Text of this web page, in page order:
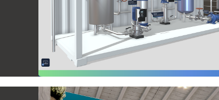
Interaktive KSB City Gebäudetechnik